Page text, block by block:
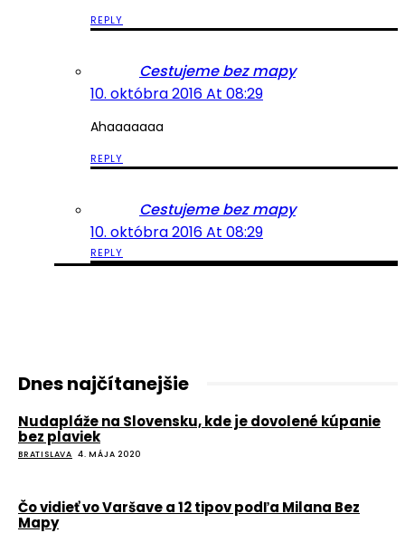
REPLY
Cestujeme bez mapy
10. októbra 2016 At 08:29
Ahaaaaaaa
REPLY
Cestujeme bez mapy
10. októbra 2016 At 08:29
REPLY
Dnes najčítanejšie
Nudapláže na Slovensku, kde je dovolené kúpanie
bez plaviek
BRATISLAVA 4. MÁJA 2020
Čo vidieť vo Varšave a 12 tipov podľa Milana Bez
Mapy